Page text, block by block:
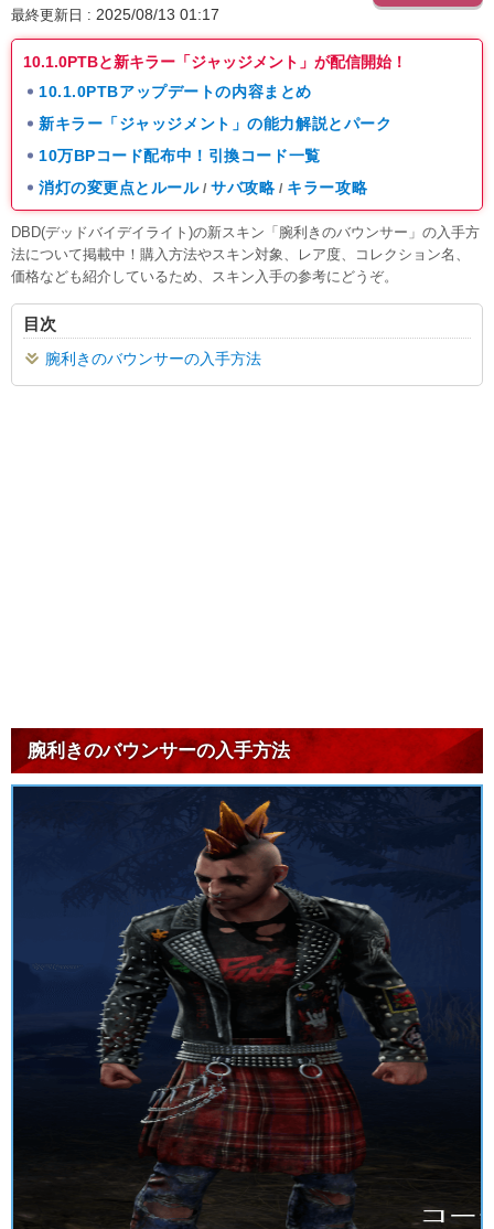
最終更新日 2025/08/13 01:17
10.1.0PTBと新キラー「ジャッジメント」が配信開始！
10.1.0PTBアップデートの内容まとめ
新キラー「ジャッジメント」の能力解説とパーク
10万BPコード配布中！引換コード一覧
消灯の変更点とルール / サバ攻略 / キラー攻略
DBD(デッドバイデイライト)の新スキン「腕利きのバウンサー」の入手方
法について掲載中！購入方法やスキン対象、レア度、コレクション名、
価格なども紹介しているため、スキン入手の参考にどうぞ。
目次
腕利きのバウンサーの入手方法
腕利きのバウンサーの入手方法